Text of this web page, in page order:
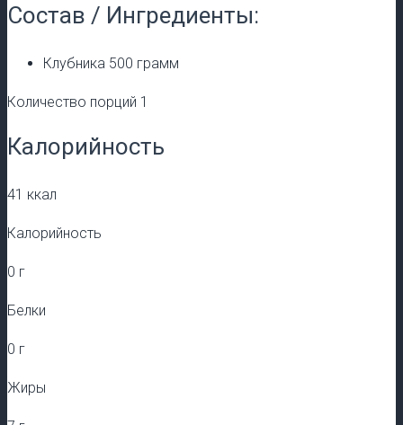
Состав / Ингредиенты:
Клубника 500 грамм
Количество порций 1
Калорийность
41 ккал
Калорийность
0 г
Белки
0 г
Жиры